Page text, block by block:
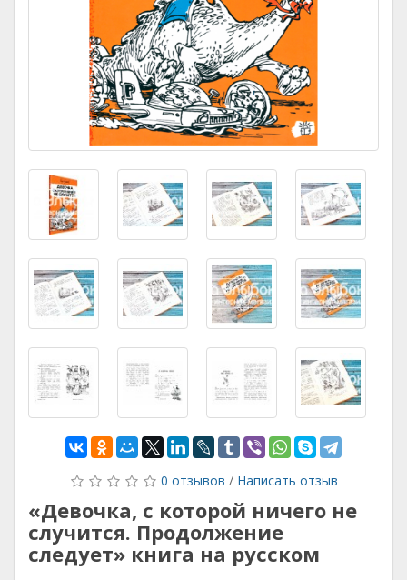
0 отзывов / Написать отзыв
«Девочка, с которой ничего не
случится. Продолжение
следует» книга на русском